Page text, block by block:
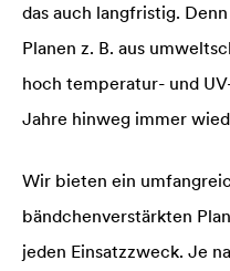
das auch langfristig.
Planen z. B. aus
hoch temperatur- und
Jahre hinweg immer
Wir bieten ein
bändchenverstärkten
jeden Ein­satz­zweck. Je